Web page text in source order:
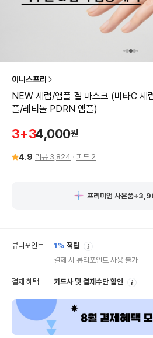
이니스프리
NEW 세럼/앰플 겔 마스크 (비타C 세
플/레티놀 PDRN 앰플)
3+34,000원
4.9 리뷰 3,824 피드 2
프리미엄 사은품+
뷰티포인트 1% 적립
결제 시 뷰티포인트 사용 불가
결제 혜택 카드사 및 결제수단 할인